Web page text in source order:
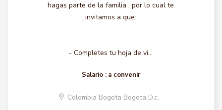
hagas parte de la familia , por lo cual te
invitamos a que:
- Completes tu hoja de vi...
Salario : a convenir
Colombia Bogota Bogota D.c.